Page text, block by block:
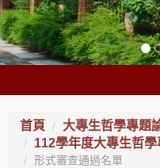
首頁
大專生哲學專題
112學年度大專生哲
形式審查通過名單